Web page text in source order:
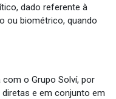
dado referente à
ou biométrico, quando
o Grupo Solví, por
e em conjunto em